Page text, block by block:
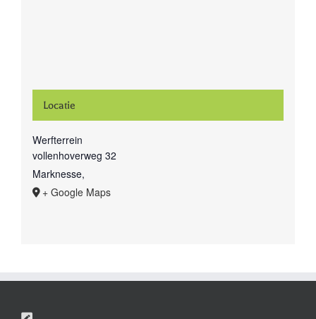
Locatie
Werfterrein
vollenhoverweg 32
Marknesse,
+ Google Maps